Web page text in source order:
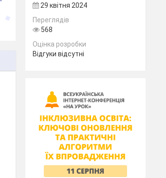
29 квітня 2024
Переглядів
568
Оцінка розробки
Відгуки відсутні